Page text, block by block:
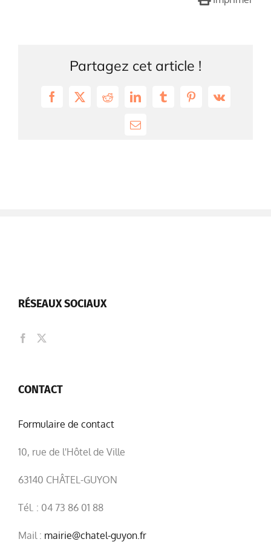
Partagez cet article !
Facebook
X RedditLinkedInTumblrPinterest
Vk
Email
RÉSEAUX SOCIAUX
CONTACT
Formulaire de contact
10, rue de l'Hôtel de Ville
63140 CHÂTEL-GUYON
Tél. : 04 73 86 01 88
Mail : mairie@chatel-guyon.fr